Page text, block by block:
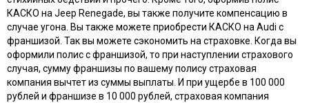
КАСКО на Jeep Renegade, вы также получите компенсацию в
случае угона. Вы также можете приобрести КАСКО на Audi с
франшизой. Так вы можете сэкономить на страховке. Когда вы
оформили полис с франшизой, то при наступлении страхового
случая, сумму франшизы по вашему полису страховая
компания вычтет из суммы выплаты. И при ущербе в 100 000
рублей и франшизе в 10 000 рублей, страховая компания